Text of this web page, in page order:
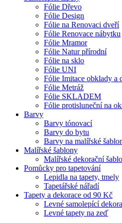
Fólie Dřevo
Fólie Design
Fólie na Renovaci dveří
Fólie Renovace nábytku
Fólie Mramor
Fólie Natur přírodní
Fólie na sklo
Fólie UNI
Fólie Imitace obklady a
Fólie Metráž
Fólie SKLADEM
Fólie protisluneční na
Barvy
Barvy tónovací
Barvy do bytu
Barvy na malířské
Malířské šablony
Malířské dekorační
Pomůcky pro tapetování
Lepidla na tapety, tmely
Tapetářské nářadí
Tapety a dekorace od 90 Kč
Levné samolepící
Levné tapety na zeď